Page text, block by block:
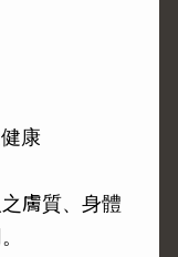
康
膚質、身體